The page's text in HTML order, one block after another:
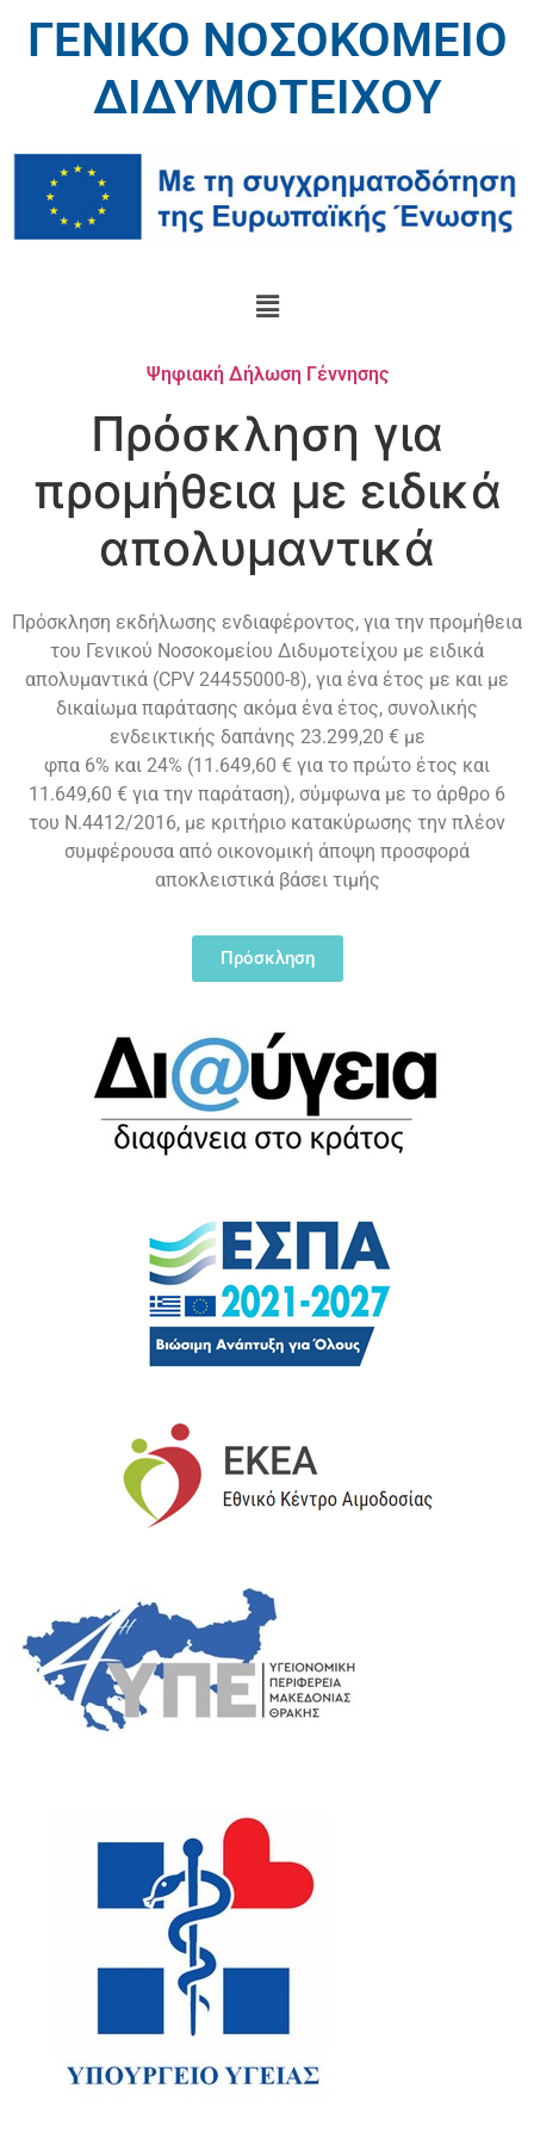
ΓΕΝΙΚΟ ΝΟΣΟΚΟΜΕΙΟ
ΔΙΔΥΜΟΤΕΙΧΟΥ
Ψηφιακή Δήλωση Γέννησης
Πρόσκληση για
προμήθεια με ειδικά
απολυμαντικά
Πρόσκληση εκδήλωσης ενδιαφέροντος, για την προμήθεια
του Γενικού Νοσοκομείου Διδυμοτείχου με ειδικά
απολυμαντικά (CPV 24455000-8), για ένα έτος με και με
δικαίωμα παράτασης ακόμα ένα έτος, συνολικής
ενδεικτικής δαπάνης 23.299,20 € με
φπα 6% και 24% (11.649,60 € για το πρώτο έτος και
11.649,60 € για την παράταση), σύμφωνα με το άρθρο 6
του Ν.4412/2016, με κριτήριο κατακύρωσης την πλέον
συμφέρουσα από οικονομική άποψη προσφορά
αποκλειστικά βάσει τιμής
Πρόσκληση